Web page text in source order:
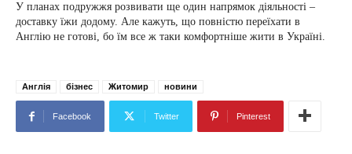
У планах подружжя розвивати ще один напрямок діяльності –
доставку їжи додому. Але кажуть, що повністю переїхати в
Англію не готові, бо їм все ж таки комфортніше жити в Україні.
Англія бізнес Житомир новини
Facebook Twitter Pinterest